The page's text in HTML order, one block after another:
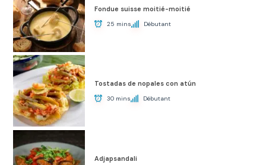
Fondue suisse moitié-moitié
25 mins Débutant
Tostadas de nopales con atún
30 mins Débutant
Adjapsandali